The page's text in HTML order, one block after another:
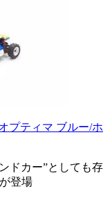
プティマ ブルー/ホ
ドカー”としても存
登場